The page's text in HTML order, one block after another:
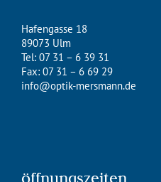
Hafengasse 18
89073 Ulm
Tel: 07 31 – 6 39 31
Fax: 07 31 – 6 69 29
info@optik-mersmann.de
öffnungszeiten